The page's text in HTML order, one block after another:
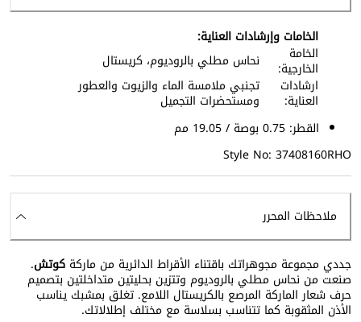
الخامات وإرشادات العناية:
الخامة
الخارجية:
نحاس مطلي بالروديوم، كريستال
ارشادات
العناية:
تجنبي ملامسة الماء والزيوت والعطور
ومستحضرات التجميل
القطر: 0.75 بوصة / 19.05 مم
Style No: 37408160RHO
ملاحظات المحرر
جددي مجموعة مجوهراتك باقتناء الأقراط الدائرية من ماركة كوتش.
صنعت من نحاس مطلي بالروديوم وتتزين بحليتين متداخلتين بتصميم
حرف شعار الماركة المرصع بالكريستال اللامع. تغلق بمشبك يناسب
الأذن المثقوبة كما تتناسب بسلاسة مع مختلف إطلالاتك.